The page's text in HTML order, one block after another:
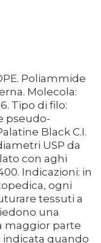
Poliammide
Molecola:
Tipo di filo:
pseudo-
Black C.I.
USP da
con aghi
Indicazioni: in
ogni
tessuti a
una
maggior parte
quando